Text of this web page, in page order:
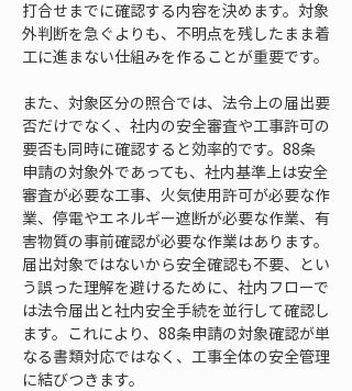
打合せまでに確認する内容を決めます。対象
外判断を急ぐよりも、不明点を残したまま着
工に進まない仕組みを作ることが重要です。
また、対象区分の照合では、法令上の届出要
否だけでなく、社内の安全審査や工事許可の
要否も同時に確認すると効率的です。88条
申請の対象外であっても、社内基準上は安全
審査が必要な工事、火気使用許可が必要な作
業、停電やエネルギー遮断が必要な作業、有
害物質の事前確認が必要な作業はあります。
届出対象ではないから安全確認も不要、とい
う誤った理解を避けるために、社内フローで
は法令届出と社内安全手続を並行して確認し
ます。これにより、88条申請の対象確認が単
なる書類対応ではなく、工事全体の安全管理
に結びつきます。